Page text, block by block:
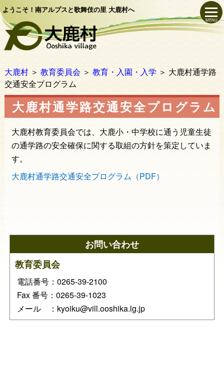
ようこそ！南アルプスと歌舞伎の里 大鹿村へ
MENU
大鹿村 ＞ 教育委員会 ＞ 教育・入園・入学＞ 大鹿村通学路
交通安全プログラム
大鹿村通学路交通安全プログラム
大鹿村教育委員会では、大鹿小・中学校に通う児童生徒
の通学路の安全確保に関する取組の方針を策定していま
す。
大鹿村通学路交通安全プログラム（PDF）
お問い合わせ
教育委員会
電話番号：0265-39-2100
Fax 番号：0265-39-1023
メール ：kyoiku@vill.ooshika.lg.jp